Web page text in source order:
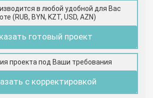
в любой удобной для Вас
(RUB, BYN, KZT, USD, AZN)
готовый проект
проекта под Ваши требования
с корректировкой